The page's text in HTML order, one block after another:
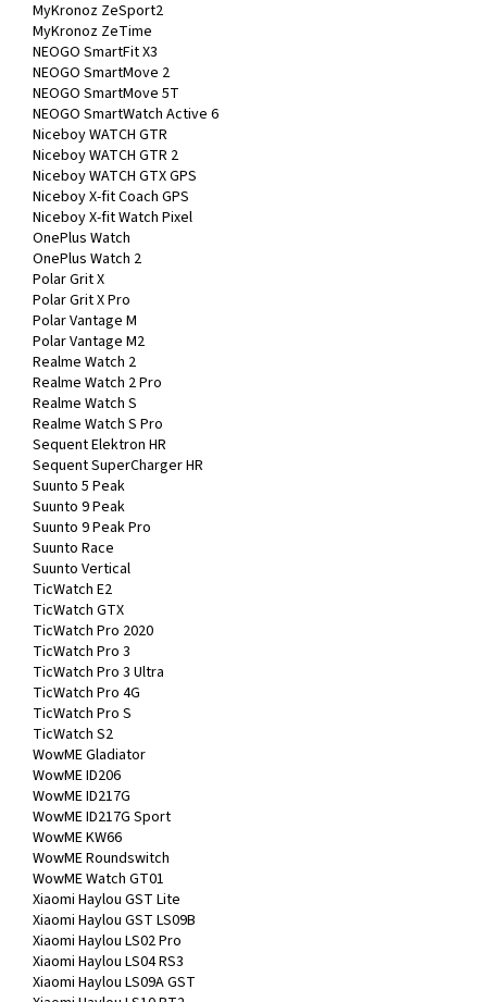
MyKronoz ZeSport2
MyKronoz ZeTime
NEOGO SmartFit X3
NEOGO SmartMove 2
NEOGO SmartMove 5T
NEOGO SmartWatch Active 6
Niceboy WATCH GTR
Niceboy WATCH GTR 2
Niceboy WATCH GTX GPS
Niceboy X-fit Coach GPS
Niceboy X-fit Watch Pixel
OnePlus Watch
OnePlus Watch 2
Polar Grit X
Polar Grit X Pro
Polar Vantage M
Polar Vantage M2
Realme Watch 2
Realme Watch 2 Pro
Realme Watch S
Realme Watch S Pro
Sequent Elektron HR
Sequent SuperCharger HR
Suunto 5 Peak
Suunto 9 Peak
Suunto 9 Peak Pro
Suunto Race
Suunto Vertical
TicWatch E2
TicWatch GTX
TicWatch Pro 2020
TicWatch Pro 3
TicWatch Pro 3 Ultra
TicWatch Pro 4G
TicWatch Pro S
TicWatch S2
WowME Gladiator
WowME ID206
WowME ID217G
WowME ID217G Sport
WowME KW66
WowME Roundswitch
WowME Watch GT01
Xiaomi Haylou GST Lite
Xiaomi Haylou GST LS09B
Xiaomi Haylou LS02 Pro
Xiaomi Haylou LS04 RS3
Xiaomi Haylou LS09A GST